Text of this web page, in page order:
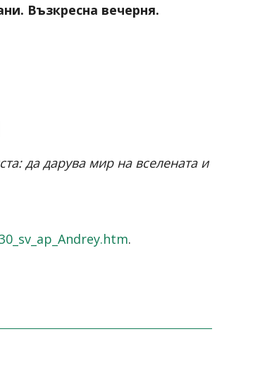
Възкресна вечерня.
да дарува мир на вселената и
.